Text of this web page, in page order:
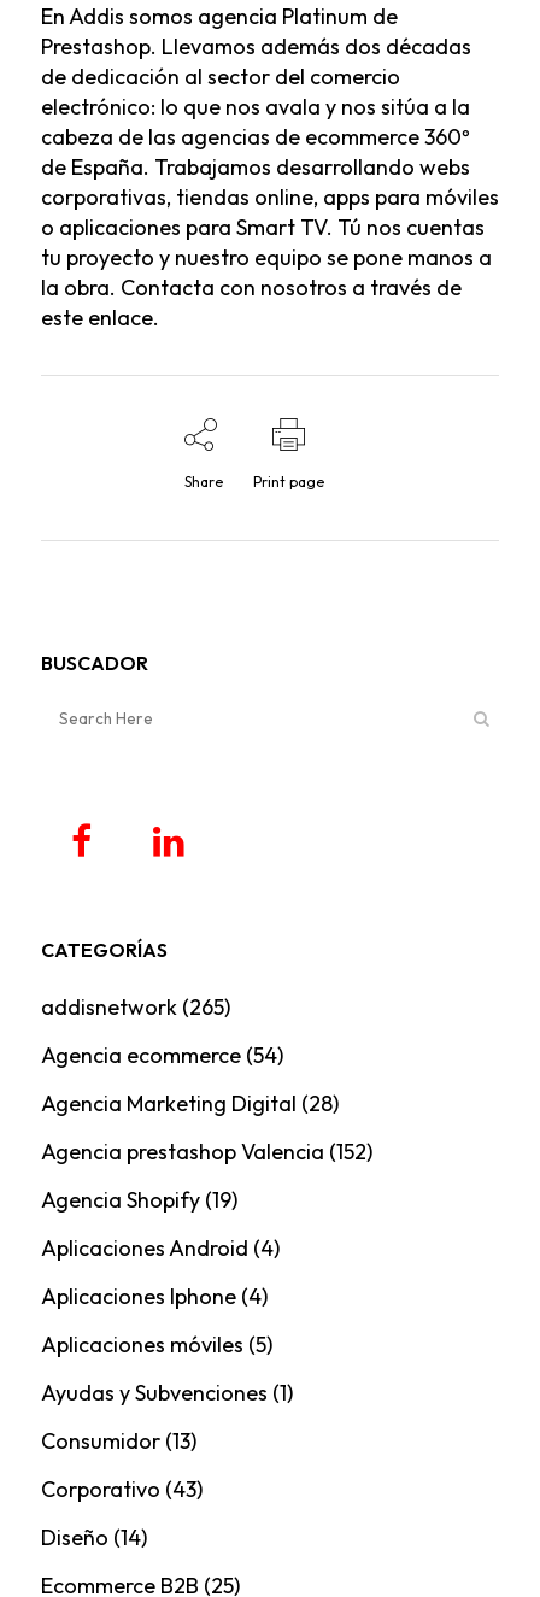
En Addis somos agencia Platinum de
Prestashop. Llevamos además dos décadas
de dedicación al sector del comercio
electrónico: lo que nos avala y nos sitúa a la
cabeza de las agencias de ecommerce 360º
de España. Trabajamos desarrollando webs
corporativas, tiendas online, apps para móviles
o aplicaciones para Smart TV. Tú nos cuentas
tu proyecto y nuestro equipo se pone manos a
la obra. Contacta con nosotros a través de
este enlace.
Share Print page
BUSCADOR
CATEGORÍAS
addisnetwork(265)
Agencia ecommerce(54)
Agencia Marketing Digital (28)
Agencia prestashop Valencia (152)
Agencia Shopify(19)
Aplicaciones Android (4)
Aplicaciones Iphone(4)
Aplicaciones móviles (5)
Ayudas y Subvenciones (1)
Consumidor(13)
Corporativo (43)
Diseño (14)
Ecommerce B2B (25)